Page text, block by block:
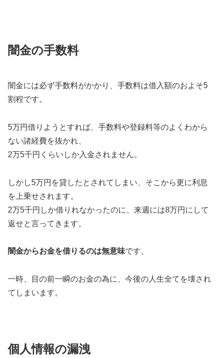
闇金の手数料
闇金には必ず手数料がかかり、手数料は借入額のおよそ5
割程です。
5万円借りようとすれば、手数料や登録料等のよくわから
ない諸経費を抜かれ、
2万5千円くらいしか入金されません。
しかし5万円を貸したとされてしまい、そこから更に利息
を上乗せされます。
2万5千円しか借りれなかったのに、来週には8万円にして
返せと言ってきます。
闇金からお金を借りるのは無意味です。
一時、目の前一瞬のお金の為に、今後の人生全てを壊され
てしまいます。
個人情報の漏洩